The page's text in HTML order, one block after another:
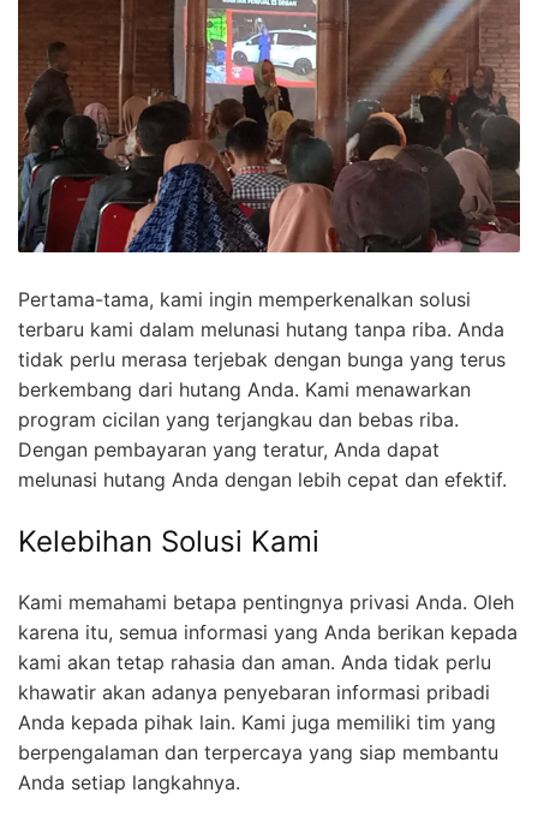
Pertama-tama, kami ingin memperkenalkan solusi
terbaru kami dalam melunasi hutang tanpa riba. Anda
tidak perlu merasa terjebak dengan bunga yang terus
berkembang dari hutang Anda. Kami menawarkan
program cicilan yang terjangkau dan bebas riba.
Dengan pembayaran yang teratur, Anda dapat
melunasi hutang Anda dengan lebih cepat dan efektif.
Kelebihan Solusi Kami
Kami memahami betapa pentingnya privasi Anda. Oleh
karena itu, semua informasi yang Anda berikan kepada
kami akan tetap rahasia dan aman. Anda tidak perlu
khawatir akan adanya penyebaran informasi pribadi
Anda kepada pihak lain. Kami juga memiliki tim yang
berpengalaman dan terpercaya yang siap membantu
Anda setiap langkahnya.